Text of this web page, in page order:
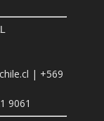
| +569
9061